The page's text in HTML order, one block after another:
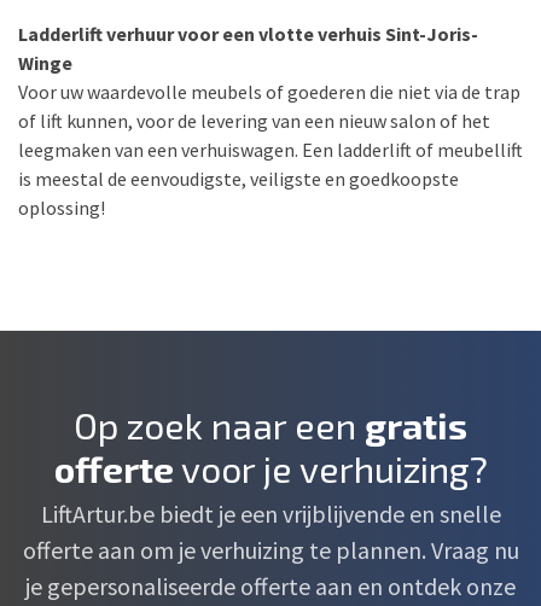
Ladderlift verhuur voor een vlotte verhuis Sint-Joris-
Winge
Voor uw waardevolle meubels of goederen die niet via de trap
of lift kunnen, voor de levering van een nieuw salon of het
leegmaken van een verhuiswagen. Een ladderlift of meubellift
is meestal de eenvoudigste, veiligste en goedkoopste
oplossing!
Op zoek naar een gratis
offertevoor je verhuizing?
LiftArtur.be biedt je een vrijblijvende en snelle
offerte aan om je verhuizing te plannen. Vraag nu
je gepersonaliseerde offerte aan en ontdek onze